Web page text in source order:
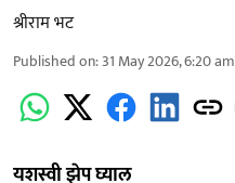
श्रीराम भट
Published on:31 May 2026, 6:20 am
यशस्वी झेप घ्याल